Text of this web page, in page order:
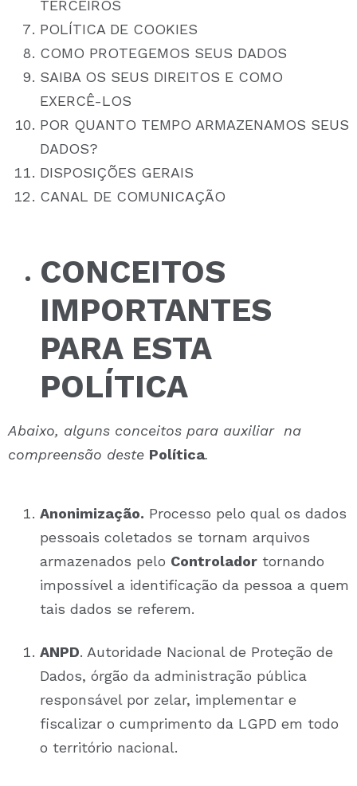
TERCEIROS
POLÍTICA DE COOKIES
COMO PROTEGEMOS SEUS DADOS
SAIBA OS SEUS DIREITOS E COMO
EXERCÊ-LOS
POR QUANTO TEMPO ARMAZENAMOS SEUS
DADOS?
DISPOSIÇÕES GERAIS
CANAL DE COMUNICAÇÃO
CONCEITOS
IMPORTANTES
PARA ESTA
POLÍTICA
Abaixo, alguns conceitos para auxiliar na
compreensão deste Política.
Anonimização. Processo pelo qual os dados
pessoais coletados se tornam arquivos
armazenados pelo Controlador tornando
impossível a identificação da pessoa a quem
tais dados se referem.
ANPD. Autoridade Nacional de Proteção de
Dados, órgão da administração pública
responsável por zelar, implementar e
fiscalizar o cumprimento da LGPD em todo
o território nacional.